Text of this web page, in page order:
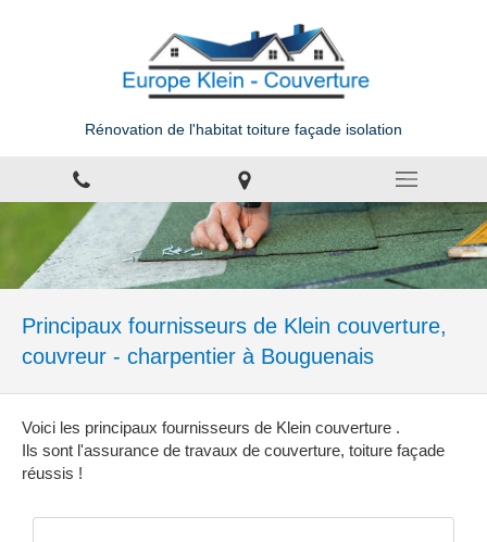
Rénovation de l'habitat toiture façade isolation
Principaux fournisseurs de Klein couverture,
couvreur - charpentier à Bouguenais
Voici les principaux fournisseurs de Klein couverture .
Ils sont l'assurance de travaux de couverture, toiture façade
réussis !